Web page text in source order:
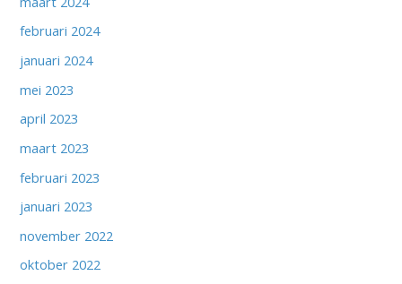
februari 2024
januari 2024
mei 2023
april 2023
maart 2023
februari 2023
januari 2023
november 2022
oktober 2022